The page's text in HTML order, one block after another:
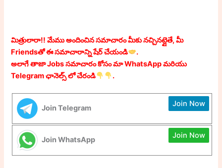
మిత్రులారా!! మేము అందించిన సమాచారం మీకు నచ్చినట్లైతే, మీ
Friendsతో ఈ సమాచారాన్ని షేర్ చేయండి
.
అలాగే తాజా Jobs సమాచారం కోసం మా WhatsApp మరియు
Telegram ఛానెల్స్ లో చేరండి
.
Join Telegram Join Now
Join WhatsApp Join Now